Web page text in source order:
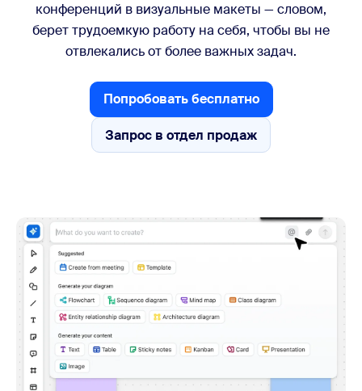
конференций в визуальные макеты — словом,
берет трудоемкую работу на себя, чтобы вы не
отвлекались от более важных задач.
Попробовать бесплатно
Попробовать бесплатно
Запрос в отдел продаж
Запрос в отдел продаж